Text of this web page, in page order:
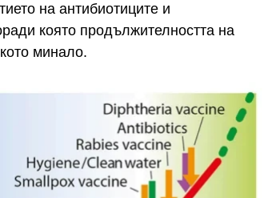
на антибиотиците и
която продължителността на
минало.